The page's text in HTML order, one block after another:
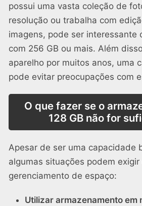
possui uma vasta coleção de
resolução ou trabalha com
imagens, pode ser interessante
com 256 GB ou mais. Além
aparelho por muitos anos, uma
pode evitar preocupações com
O que fazer se o
128 GB não for
Apesar de ser uma capacidade
algumas situações podem exigir
gerenciamento de espaço:
Utilizar armazenamento em